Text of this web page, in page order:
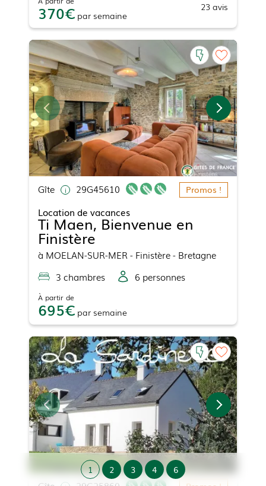
370 par semaine
23 avis
Gîte 29G45610 Promos !
Location de vacances
Ti Maen, Bienvenue en
Finistère
à MOELAN-SUR-MER - Finistère - Bretagne
3 chambres 6 personnes
À partir de
695 par semaine
1 2 3 4 6